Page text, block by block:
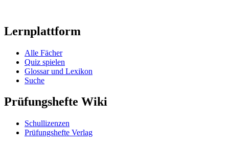
Lernplattform
Alle Fächer
Quiz spielen
Glossar und Lexikon
Suche
Prüfungshefte Wiki
Schullizenzen
Prüfungshefte Verlag